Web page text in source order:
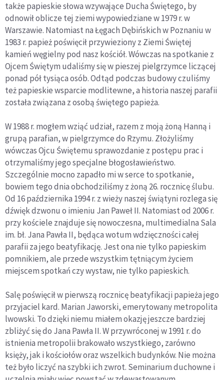
także papieskie słowa wzywające Ducha Świętego, by
odnowił oblicze tej ziemi wypowiedziane w 1979 r. w
Warszawie. Natomiast na Łęgach Dębińskich w Poznaniu w
1983 r. papież poświęcił przywieziony z Ziemi Świętej
kamień węgielny pod nasz kościół. Wówczas na spotkanie z
Ojcem Świętym udaliśmy się w pieszej pielgrzymce liczącej
ponad pół tysiąca osób. Odtąd podczas budowy czuliśmy
też papieskie wsparcie modlitewne, a historia naszej parafii
została związana z osobą świętego papieża.
W 1988 r. mogłem wziąć udział, razem z moją żoną Hanną i
grupą parafian, w pielgrzymce do Rzymu. Złożyliśmy
wówczas Ojcu Świętemu sprawozdanie z postępu prac i
otrzymaliśmy jego specjalne błogosławieństwo.
Szczególnie mocno zapadło mi w serce to spotkanie,
bowiem tego dnia obchodziliśmy z żoną 26. rocznicę ślubu.
Od 16 października 1994 r. z wieży naszej świątyni rozlega się
dźwięk dzwonu o imieniu Jan Paweł II. Natomiast od 2006 r.
przy kościele znajduje się nowoczesna, multimedialna Sala
im. bł. Jana Pawła II, będąca wotum wdzięczności całej
parafii za jego beatyfikację. Jest ona nie tylko papieskim
pomnikiem, ale przede wszystkim tętniącym życiem
miejscem spotkań czy wystaw, nie tylko papieskich.
Salę poświęcił w pierwszą rocznicę beatyfikacji papieża jego
przyjaciel kard. Marian Jaworski, emerytowany metropolita
lwowski. To dzięki niemu miałem okazję jeszcze bardziej
zbliżyć się do Jana Pawła II. W przywróconej w 1991 r. do
istnienia metropolii brakowało wszystkiego, zarówno
księży, jak i kościołów oraz wszelkich budynków. Nie można
też było liczyć na szybki ich zwrot. Seminarium duchowne i